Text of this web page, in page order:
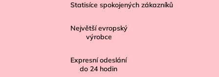
Statisíce spokojených zákazníků
Největší evropský
výrobce
Expresní odeslání
do 24 hodin